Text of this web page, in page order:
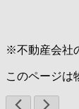
※不動産会社
このページは